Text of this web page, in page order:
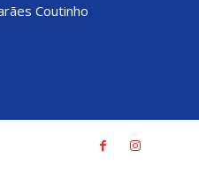
Coutinho